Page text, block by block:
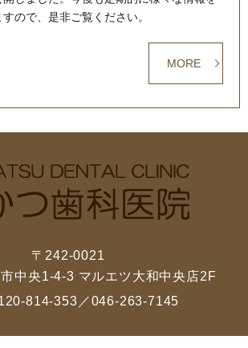
ので、是非ご覧ください。
MORE
〒242-0021
中央1-4-3 マルエツ大和中央店2F
814-353 ／046-263-7145